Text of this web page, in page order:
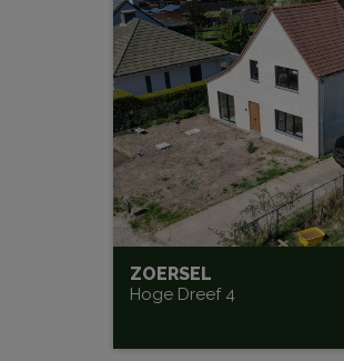
ZOERSEL
Hoge Dreef 4
BEW. OPP.
180 m²
TUIN
Ja
ORIËNTATIE
Noord-Oost
A